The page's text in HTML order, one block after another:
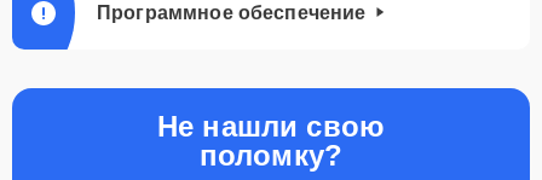
Программное обеспечение
Не нашли свою
поломку?